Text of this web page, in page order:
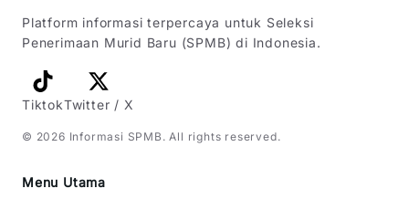
Platform informasi terpercaya untuk Seleksi
Penerimaan Murid Baru (SPMB) di Indonesia.
TiktokTwitter / X
© 2026 Informasi SPMB . All rights reserved.
Menu Utama